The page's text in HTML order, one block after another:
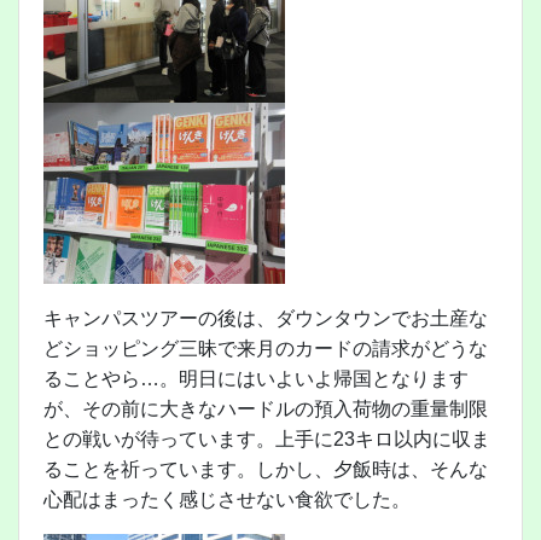
キャンパスツアーの後は、ダウンタウンでお土産な
どショッピング三昧で来月のカードの請求がどうな
ることやら…。明日にはいよいよ帰国となります
が、その前に大きなハードルの預入荷物の重量制限
との戦いが待っています。上手に23キロ以内に収ま
ることを祈っています。しかし、夕飯時は、そんな
心配はまったく感じさせない食欲でした。